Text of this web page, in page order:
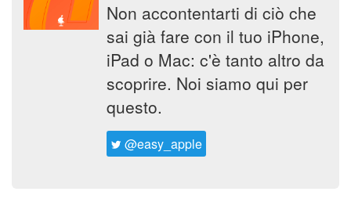
Non accontentarti di ciò che
sai già fare con il tuo iPhone,
iPad o Mac: c'è tanto altro da
scoprire. Noi siamo qui per
questo.
@easy_apple